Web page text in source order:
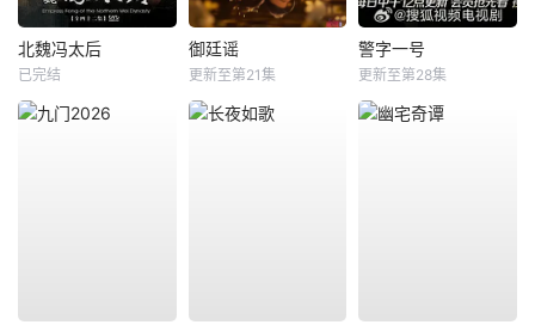
北魏冯太后
已完结
御廷谣
更新至第21集
警字一号
更新至第28集